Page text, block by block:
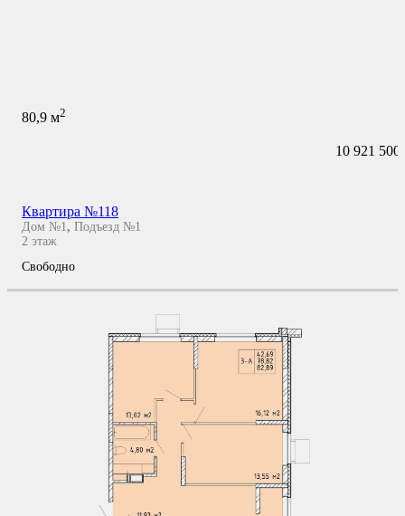
80,9 м2
10 921 500
Квартира №118
Дом №1, Подъезд №1
2 этаж
Свободно